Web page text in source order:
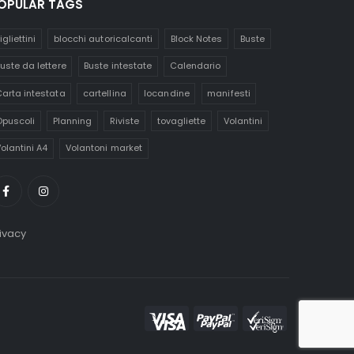
TAGS
blocchi autoricalcanti Block Notes Buste
da lettere Buste intestate Calendario
intestata cartellina locandine manifesti
Planning Riviste tovagliette Volantini
A4 Volantoni market